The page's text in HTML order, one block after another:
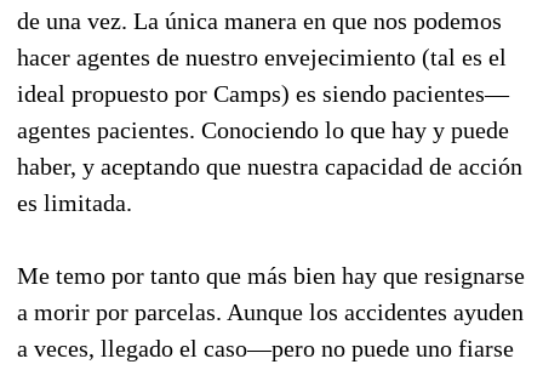
de una vez. La única manera en que nos podemos
hacer agentes de nuestro envejecimiento (tal es el
ideal propuesto por Camps) es siendo pacientes—
agentes pacientes. Conociendo lo que hay y puede
haber, y aceptando que nuestra capacidad de acción
es limitada.
Me temo por tanto que más bien hay que resignarse
a morir por parcelas. Aunque los accidentes ayuden
a veces, llegado el caso—pero no puede uno fiarse